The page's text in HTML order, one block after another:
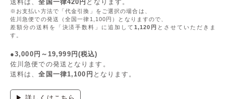
送料は、全国一律420円 となります。
※お支払い方法で「代金引換」をご選択の場合は、
佐川急便での発送（全国一律1,100円）となりますので、
差額分の送料を「決済手数料」に追加して 1,120円 とさせていただきま
す。
●3,000円～19,999円(税込)
佐川急便での発送となります。
送料は、全国一律1,100円 となります。